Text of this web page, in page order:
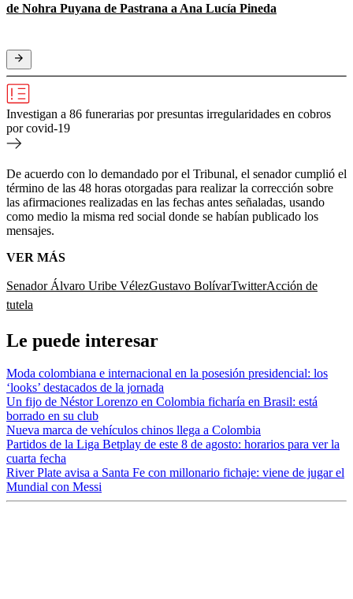
de Nohra Puyana de Pastrana a Ana Lucía Pineda
Investigan a 86 funerarias por presuntas irregularidades en cobros
por covid-19
De acuerdo con lo demandado por el Tribunal, el senador cumplió el
término de las 48 horas otorgadas para realizar la corrección sobre
las afirmaciones realizadas en las fechas antes señaladas, usando
como medio la misma red social donde se habían publicado los
mensajes.
VER MÁS
Senador Álvaro Uribe VélezGustavo BolívarTwitterAcción de
tutela
Le puede interesar
Moda colombiana e internacional en la posesión presidencial: los
‘looks’ destacados de la jornada
Un fijo de Néstor Lorenzo en Colombia ficharía en Brasil: está
borrado en su club
Nueva marca de vehículos chinos llega a Colombia
Partidos de la Liga Betplay de este 8 de agosto: horarios para ver la
cuarta fecha
River Plate avisa a Santa Fe con millonario fichaje: viene de jugar el
Mundial con Messi